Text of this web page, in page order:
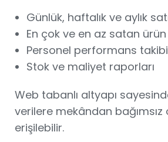
Günlük, haftalık ve aylık
En çok ve en az satan
Personel performans takibi
Stok ve maliyet raporları
Web tabanlı altyapı
verilere mekândan bağımsız
erişilebilir.